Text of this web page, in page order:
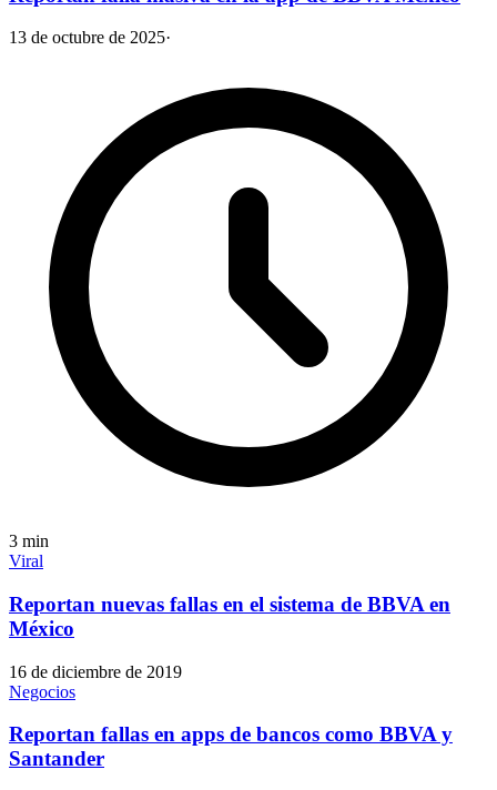
13 de octubre de 2025·
3 min
Viral
Reportan nuevas fallas en el sistema de BBVA en
México
16 de diciembre de 2019
Negocios
Reportan fallas en apps de bancos como BBVA y
Santander